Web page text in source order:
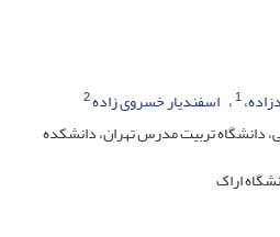
1 اسفندیار خسروی زاده2
دانشگاه تربیت مدرس تهران، دانشکده
اراک